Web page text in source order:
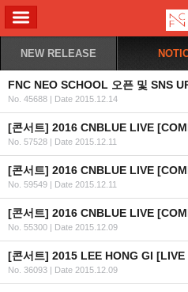
NEW RELEASE
FNC NEO SCHOOL 오픈 및 SNS
No. 45688 | Date 2015.12.14
No. 57528 | Date 2015.12.11
No. 59549 | Date 2015.12.11
[콘서트] 2016 CNBLUE LIVE
No. 55300 | Date 2015.12.09
[콘서트] 2015 LEE HONG GI [LIVE
No. 36093 | Date 2015.12.09